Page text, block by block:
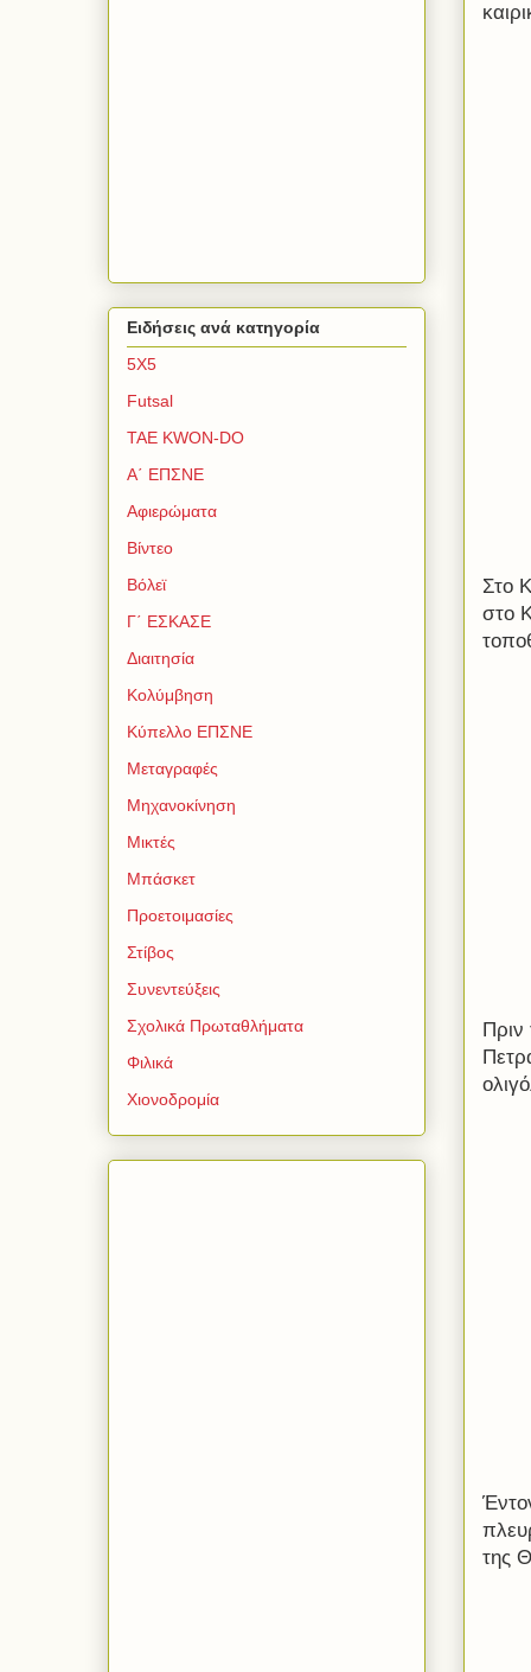
Στο
στο
της
Ειδήσεις ανά κατηγορία
5Χ5
Futsal
TAE KWON-DO
Α΄ ΕΠΣΝΕ
Αφιερώματα
Βίντεο
Βόλεϊ
Γ΄ ΕΣΚΑΣΕ
Διαιτησία
Κολύμβηση
Κύπελλο ΕΠΣΝΕ
Μεταγραφές
Μηχανοκίνηση
Μικτές
Μπάσκετ
Προετοιμασίες
Στίβος
Συνεντεύξεις
Σχολικά Πρωταθλήματα
Φιλικά
Χιονοδρομία